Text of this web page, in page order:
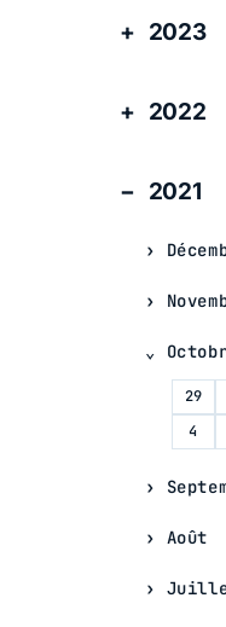
2023
2022
2021
29
4
Août